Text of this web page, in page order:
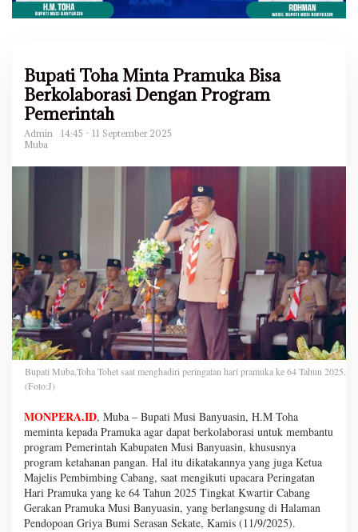
Bupati Toha Minta Pramuka Bisa
Berkolaborasi Dengan Program
Pemerintah
Admin
14:45 - 11 September 2025
Muba
Bupati Muba,Toha Tohet saat menghadiri peringatan hari pramuka ke 64 Tahun 2025.
(Foto:J)
MONPERA.ID, Muba – Bupati Musi Banyuasin, H.M Toha
meminta kepada Pramuka agar dapat berkolaborasi untuk membantu
program Pemerintah Kabupaten Musi Banyuasin, khususnya
program ketahanan pangan. Hal itu dikatakannya yang juga Ketua
Majelis Pembimbing Cabang, saat mengikuti upacara Peringatan
Hari Pramuka yang ke 64 Tahun 2025 Tingkat Kwartir Cabang
Gerakan Pramuka Musi Banyuasin, yang berlangsung di Halaman
Pendopoan Griya Bumi Serasan Sekate, Kamis (11/9/2025).